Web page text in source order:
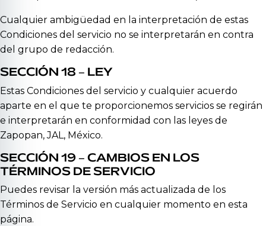
Cualquier ambigüedad en la interpretación de estas
Condiciones del servicio no se interpretarán en contra
del grupo de redacción.
SECCIÓN 18 – LEY
Estas Condiciones del servicio y cualquier acuerdo
aparte en el que te proporcionemos servicios se regirán
e interpretarán en conformidad con las leyes de
Zapopan, JAL, México.
SECCIÓN 19 – CAMBIOS EN LOS
TÉRMINOS DE SERVICIO
Puedes revisar la versión más actualizada de los
Términos de Servicio en cualquier momento en esta
página.